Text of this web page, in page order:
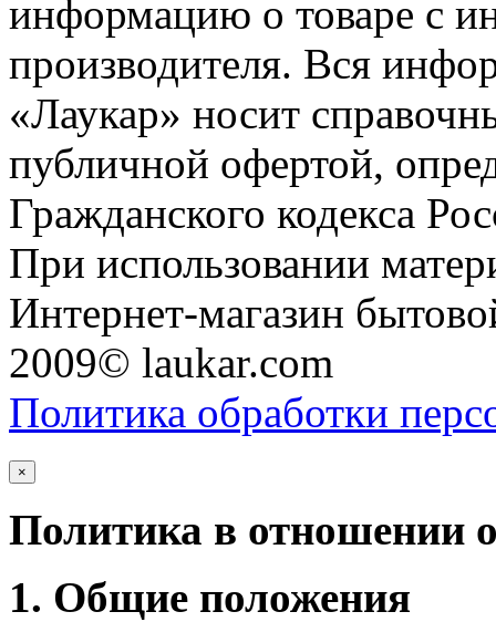
информацию о товаре с
производителя. Вся
«Лаукар» носит
публичной офертой,
Гражданского кодекса
При использовании
Интернет-магазин
2009© laukar.com
Политика обработки
×
Политика в отношении
1. Общие положения